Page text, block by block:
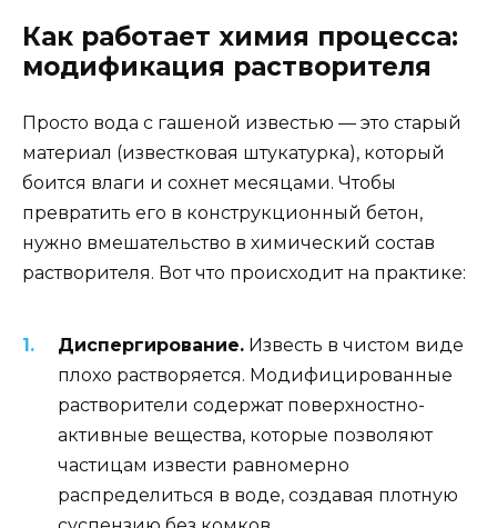
Как работает химия процесса:
модификация растворителя
Просто вода с гашеной известью — это старый
материал (известковая штукатурка), который
боится влаги и сохнет месяцами. Чтобы
превратить его в конструкционный бетон,
нужно вмешательство в химический состав
растворителя. Вот что происходит на практике:
Диспергирование. Известь в чистом виде
плохо растворяется. Модифицированные
растворители содержат поверхностно-
активные вещества, которые позволяют
частицам извести равномерно
распределиться в воде, создавая плотную